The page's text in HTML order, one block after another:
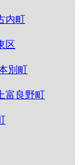
内町
区
別町
上富良野町